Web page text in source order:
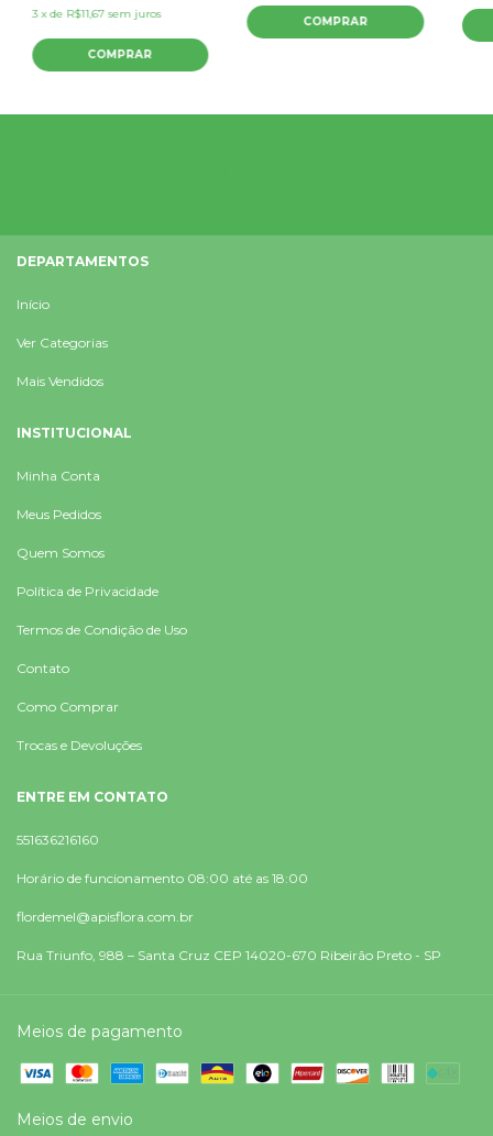
3 xde R$11,67 sem juros
DEPARTAMENTOS
Início
Ver Categorias
Mais Vendidos
INSTITUCIONAL
Minha Conta
Meus Pedidos
Quem Somos
Política de Privacidade
Termos de Condição de Uso
Contato
Como Comprar
Trocas e Devoluções
ENTRE EM CONTATO
551636216160
Horário de funcionamento 08:00 até as 18:00
flordemel@apisflora.com.br
Rua Triunfo, 988 – Santa Cruz CEP 14020-670 Ribeirão Preto - SP
Meios de pagamento
Meios de envio